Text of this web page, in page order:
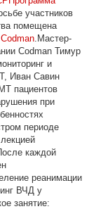
участников
помещена
.Мастер-
Codman Тимур
и
Иван Савин
пациентов
при
периоде
каждой
реанимации
ВЧД у
занятие: